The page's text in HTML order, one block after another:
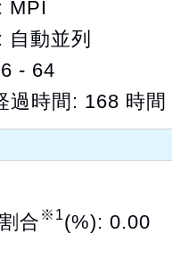
MPI
動並列
- 64
過時間: 168 時間
合 ※1(%): 0.00